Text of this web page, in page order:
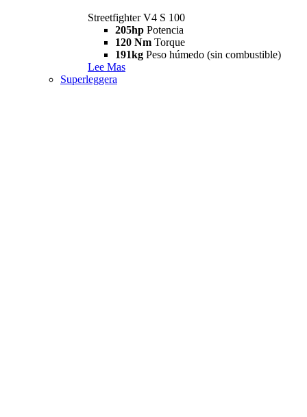
Streetfighter V4 S 100
205hp Potencia
120 Nm Torque
191kg Peso húmedo (sin combustible)
Lee Mas
Superleggera